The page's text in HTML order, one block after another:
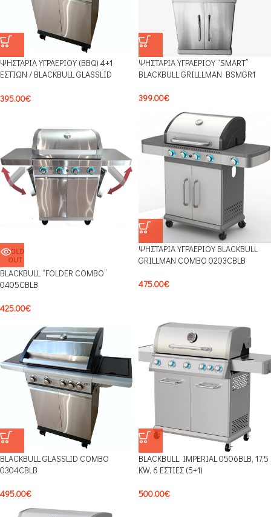
ΨΗΣΤΑΡΙΑ ΥΓΡΑΕΡΙΟΥ (BBQ) 4+1
ΕΣΤΙΩΝ / BLACKBULL GLASSLID
395.00€
ΨΗΣΤΑΡΙΑ ΥΓΡΑΕΡΙΟΥ “SMART”
BLACKBULL GRILLLMAN BSMGR1
399.00€
SOLD
OUT
BLACKBULL “FOLDER COMBO”
0405CBLB
425.00€
ΨΗΣΤΑΡΙΑ ΥΓΡΑΕΡΙΟΥ BLACKBULL
GRILLMAN COMBO 0203CBLB
475.00€
BLACKBULL GLASSLID COMBO
0304CBLB
495.00€
BLACKBULL IMPERIAL 0506BLB, 17,5
KW, 6 ΕΣΤΙΕΣ (5+1)
500.00€